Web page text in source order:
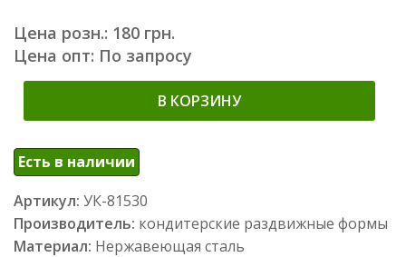
Цена розн.: 180 грн.
Цена опт: По запросу
В КОРЗИНУ
Есть в наличии
Артикул: УК-81530
Производитель: кондитерские раздвижные формы
Материал: Нержавеющая сталь